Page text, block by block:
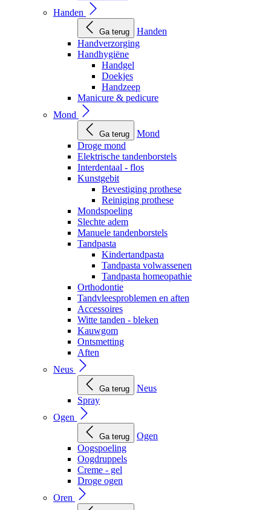
Handen
Ga terug
Handen
Handverzorging
Handhygiëne
Handgel
Doekjes
Handzeep
Manicure & pedicure
Mond
Ga terug
Mond
Droge mond
Elektrische tandenborstels
Interdentaal - flos
Kunstgebit
Bevestiging prothese
Reiniging prothese
Mondspoeling
Slechte adem
Manuele tandenborstels
Tandpasta
Kindertandpasta
Tandpasta volwassenen
Tandpasta homeopathie
Orthodontie
Tandvleesproblemen en aften
Accessoires
Witte tanden - bleken
Kauwgom
Ontsmetting
Aften
Neus
Ga terug
Neus
Spray
Ogen
Ga terug
Ogen
Oogspoeling
Oogdruppels
Creme - gel
Droge ogen
Oren